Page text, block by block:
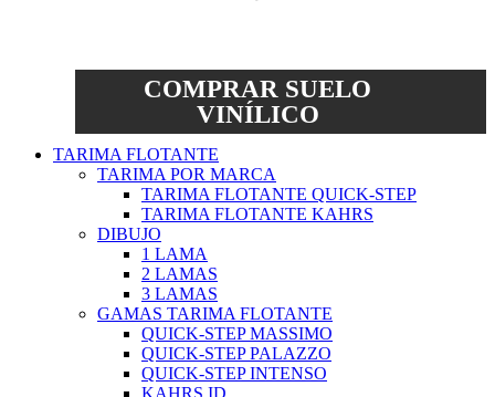
COMPRAR SUELO
VINÍLICO
TARIMA FLOTANTE
TARIMA POR MARCA
TARIMA FLOTANTE QUICK-STEP
TARIMA FLOTANTE KAHRS
DIBUJO
1 LAMA
2 LAMAS
3 LAMAS
GAMAS TARIMA FLOTANTE
QUICK-STEP MASSIMO
QUICK-STEP PALAZZO
QUICK-STEP INTENSO
KAHRS ID